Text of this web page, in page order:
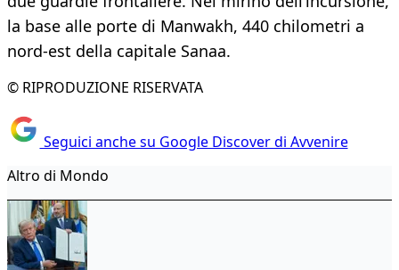
la base alle porte di Manwakh, 440 chilometri a
nord-est della capitale Sanaa.
© RIPRODUZIONE RISERVATA
Seguici anche su Google Discover di Avvenire
Altro di Mondo